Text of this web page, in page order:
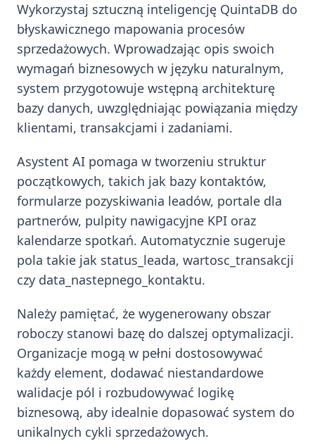
Wykorzystaj sztuczną inteligencję QuintaDB do
błyskawicznego mapowania procesów
sprzedażowych. Wprowadzając opis swoich
wymagań biznesowych w języku naturalnym,
system przygotowuje wstępną architekturę
bazy danych, uwzględniając powiązania między
klientami, transakcjami i zadaniami.
Asystent AI pomaga w tworzeniu struktur
początkowych, takich jak bazy kontaktów,
formularze pozyskiwania leadów, portale dla
partnerów, pulpity nawigacyjne KPI oraz
kalendarze spotkań. Automatycznie sugeruje
pola takie jak status_leada, wartosc_transakcji
czy data_nastepnego_kontaktu.
Należy pamiętać, że wygenerowany obszar
roboczy stanowi bazę do dalszej optymalizacji.
Organizacje mogą w pełni dostosowywać
każdy element, dodawać niestandardowe
walidacje pól i rozbudowywać logikę
biznesową, aby idealnie dopasować system do
unikalnych cykli sprzedażowych.